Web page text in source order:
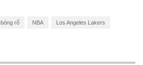
bóng rổ NBA Los Angeles Lakers